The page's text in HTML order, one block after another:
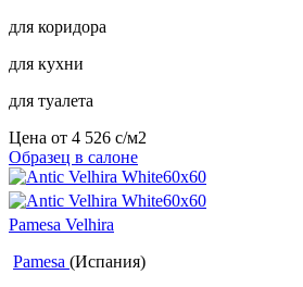
для коридора
для кухни
для туалета
Цена от 4 526 c/м2
Образец в салоне
Pamesa Velhira
Pamesa (Испания)